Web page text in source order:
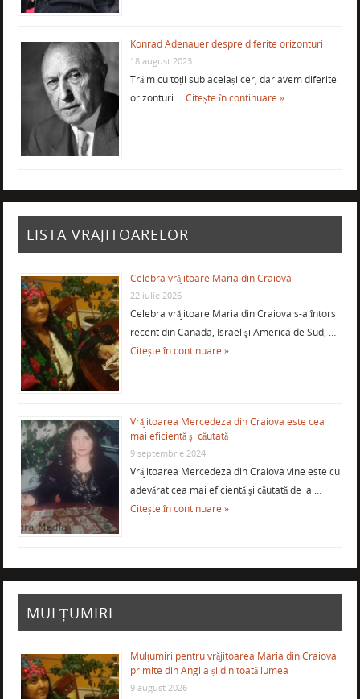
Konrad Adenauer despre diferite orizonturi
18 august 2023
Trăim cu toții sub același cer, dar avem diferite
orizonturi. …Citește în continuare »
LISTA VRAJITOARELOR
Celebra vrăjitoare Maria din Craiova
22 iulie 2026
Celebra vrăjitoare Maria din Craiova s-a întors
recent din Canada, Israel şi America de Sud, …
Citește în continuare »
Vrăjitoarea Mercedeza din Craiova este cea
mai eficientă şi căutată
9 septembrie 2024
Vrăjitoarea Mercedeza din Craiova vine este cu
adevărat cea mai eficientă şi căutată de la …
Citește în continuare »
MULȚUMIRI
Mulţumiri pentru vrăjitoarea Maria din Craiova
primite din Anglia și din toată lumea
9 august 2026